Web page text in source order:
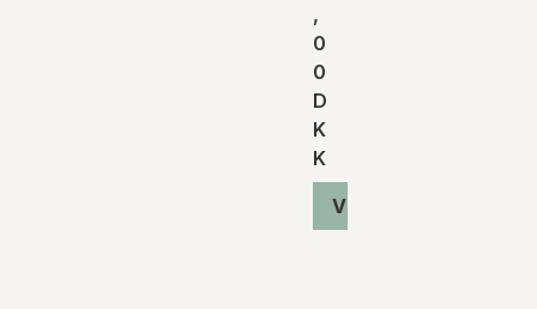
,
0
0
D
K
K
Vis produkt